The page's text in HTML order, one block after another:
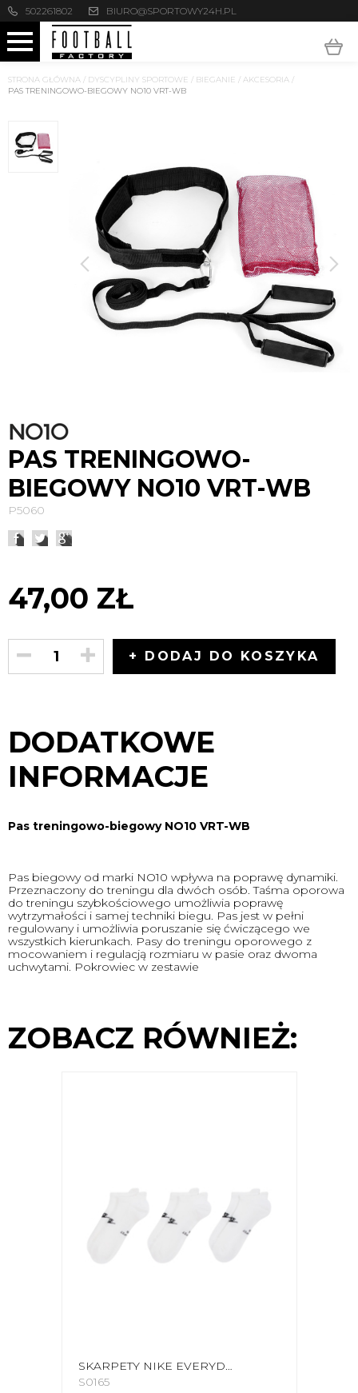
502261802 BIURO@SPORTOWY24H.PL
STRONA GŁÓWNA / DYSCYPLINY SPORTOWE / BIEGANIE / AKCESORIA /
PAS TRENINGOWO-BIEGOWY NO10 VRT-WB
PAS TRENINGOWO-
BIEGOWY NO10 VRT-WB
P5060
47,00 ZŁ
+ DODAJ DO KOSZYKA
DODATKOWE
INFORMACJE
Pas treningowo-biegowy NO10 VRT-WB
Pas biegowy od marki NO10 wpływa na poprawę dynamiki.
Przeznaczony do treningu dla dwóch osób. Taśma oporowa
do treningu szybkościowego umożliwia poprawę
wytrzymałości i samej techniki biegu. Pas jest w pełni
regulowany i umożliwia poruszanie się ćwiczącego we
wszystkich kierunkach. Pasy do treningu oporowego z
mocowaniem i regulacją rozmiaru w pasie oraz dwoma
uchwytami. Pokrowiec w zestawie
ZOBACZ RÓWNIEŻ:
SKARPETY NIKE EVERYDAY ELEVATED STOPKI 3 PARY BIAŁE IH8524 901
S0165